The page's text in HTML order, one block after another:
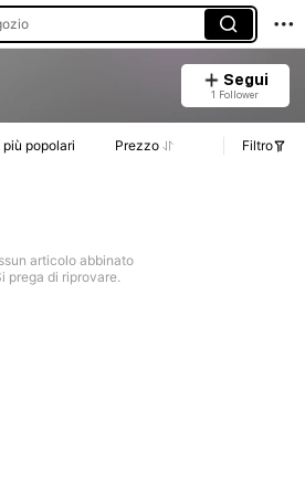
Segui
1 Follower
più popolari Prezzo Filtro
articolo abbinato
prega di riprovare.